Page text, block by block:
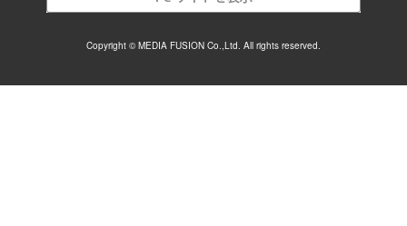
Copyright © MEDIA FUSION Co.,Ltd. All rights reserved.